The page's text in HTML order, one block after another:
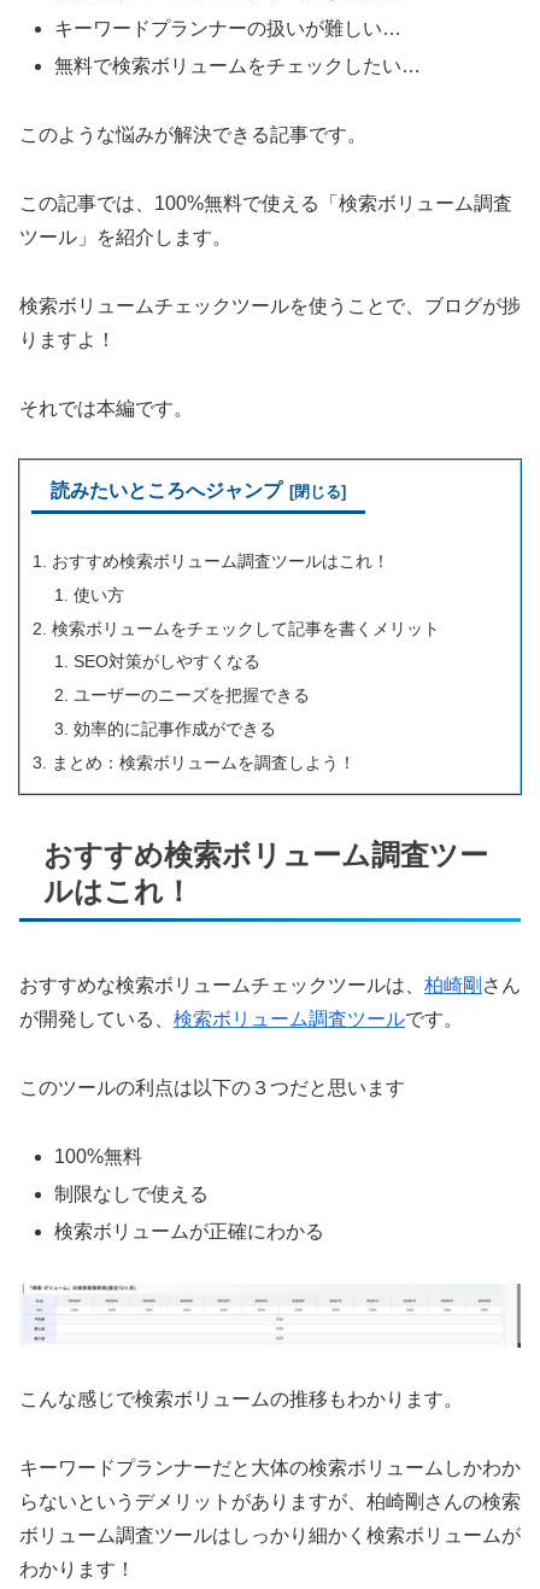
キーワードプランナーの扱いが難しい…
無料で検索ボリュームをチェックしたい…
このような悩みが解決できる記事です。
この記事では、100%無料で使える「検索ボリューム調査
ツール」を紹介します。
検索ボリュームチェックツールを使うことで、ブログが捗
りますよ！
それでは本編です。
読みたいところへジャンプ
おすすめ検索ボリューム調査ツールはこれ！
使い方
検索ボリュームをチェックして記事を書くメリット
SEO対策がしやすくなる
ユーザーのニーズを把握できる
効率的に記事作成ができる
まとめ：検索ボリュームを調査しよう！
おすすめ検索ボリューム調査ツー
ルはこれ！
おすすめな検索ボリュームチェックツールは、 柏崎剛 さん
が開発している、 検索ボリューム調査ツールです。
このツールの利点は以下の３つだと思います
100%無料
制限なしで使える
検索ボリュームが正確にわかる
こんな感じで検索ボリュームの推移もわかります。
キーワードプランナーだと大体の検索ボリュームしかわか
らないというデメリットがありますが、柏崎剛さんの検索
ボリューム調査ツールはしっかり細かく検索ボリュームが
わかります！